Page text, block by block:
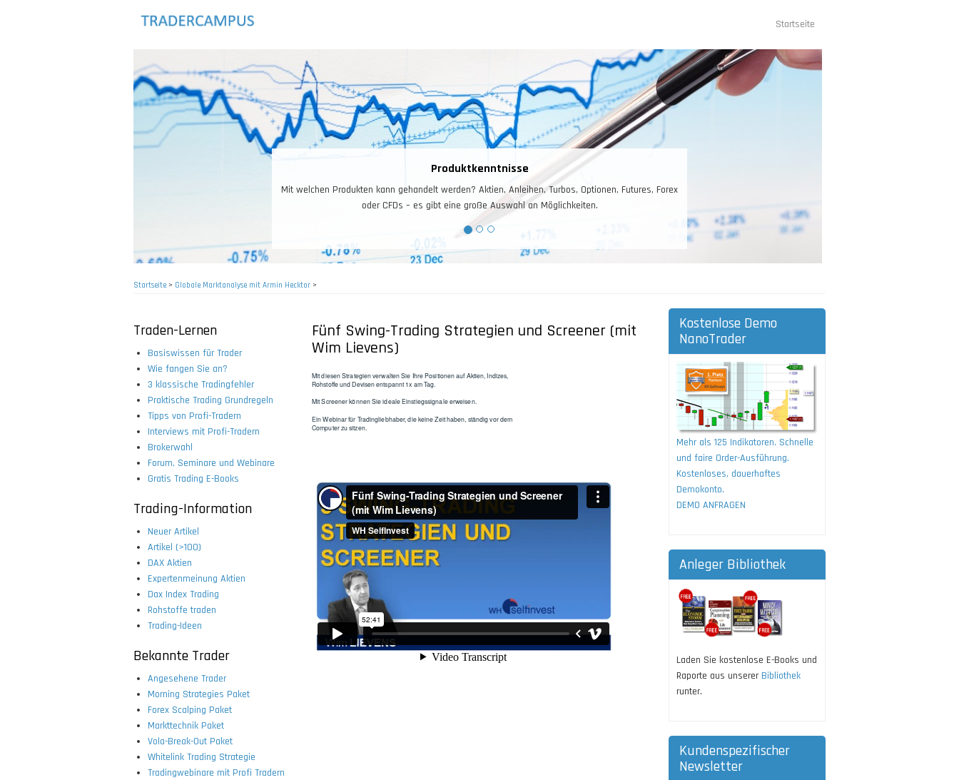
Startseite
Produktkenntnisse
Mit welchen Produkten kann gehandelt werden? Aktien, Anleihen, Turbos, Optionen, Futures, Forex
oder CFDs – es gibt eine große Auswahl an Möglichkeiten.
Startseite> Globale Marktanalyse mit Armin Hecktor >
Traden-Lernen
Basiswissen für Trader
Wie fangen Sie an?
3 klassische Tradingfehler
Praktische Trading Grundregeln
Tipps von Profi-Tradern
Interviews mit Profi-Tradern
Brokerwahl
Forum, Seminare und Webinare
Gratis Trading E-Books
Trading-Information
Neuer Artikel
Artikel (>100)
DAX Aktien
Expertenmeinung Aktien
Dax Index Trading
Rohstoffe traden
Trading-Ideen
Bekannte Trader
Angesehene Trader
Morning Strategies Paket
Forex Scalping Paket
Markttechnik Paket
Vola-Break-Out Paket
Whitelink Trading Strategie
Tradingwebinare mit Profi Tradern
Fünf Swing-Trading Strategien und Screener (mit
Wim Lievens)
Mit diesen Strategien verwalten Sie Ihre Positionen auf Aktien, Indizes,
Rohstoffe und Devisen entspannt 1x am Tag.
Mit Screener können Sie ideale Einstiegssignale erweisen.
Ein Webinar für Tradingliebhaber, die keine Zeit haben, ständig vor dem
Computer zu sitzen.
Kostenlose Demo
NanoTrader
Mehr als 125 Indikatoren. Schnelle
und faire Order-Ausführung.
Kostenloses, dauerhaftes
Demokonto.
DEMO ANFRAGEN
Anleger Bibliothek
Laden Sie kostenlose E-Books und
Raporte aus unserer Bibliothek
runter.
Kundenspezifischer
Newsletter